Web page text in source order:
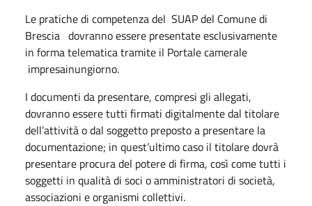
Le pratiche di competenza del SUAP del Comune di
Brescia dovranno essere presentate esclusivamente
in forma telematica tramite il Portale camerale
impresainungior​no.
​I documenti da presentare, compresi gli allegati,
dovranno essere tutti firmati digitalmente dal titolare
dell’attività o dal soggetto preposto a presentare la
documentazione; in quest’ultimo caso il titolare dovrà
presentare procura del potere di firma, così come tutti i
soggetti in qualità di soci o amministratori di società,
associazioni e organismi collettivi.